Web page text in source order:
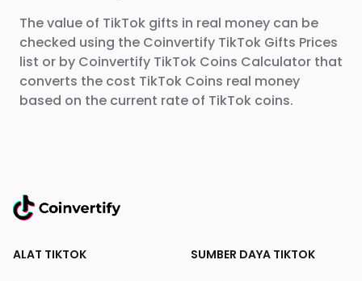
The value of TikTok gifts in real money can be
checked using the Coinvertify TikTok Gifts Prices
list or by Coinvertify TikTok Coins Calculator that
converts the cost TikTok Coins real money
based on the current rate of TikTok coins.
ALAT TIKTOK SUMBER DAYA TIKTOK